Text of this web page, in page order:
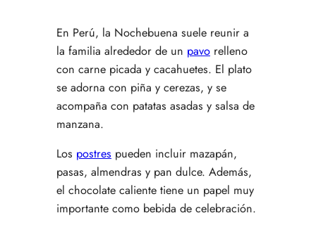
En Perú, la Nochebuena suele reunir a
la familia alrededor de un pavo relleno
con carne picada y cacahuetes. El plato
se adorna con piña y cerezas, y se
acompaña con patatas asadas y salsa de
manzana.
Los postres pueden incluir mazapán,
pasas, almendras y pan dulce. Además,
el chocolate caliente tiene un papel muy
importante como bebida de celebración.